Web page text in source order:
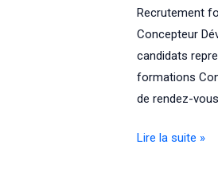
Recrutement
Concepteur
candidats
formations
de rendez-
Recrutement
Lire la suite »